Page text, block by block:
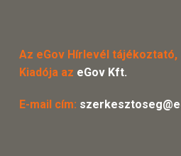
Az eGov Hírlevél tájékoztató,
Kiadója az eGov Kft.
E-mail cím: